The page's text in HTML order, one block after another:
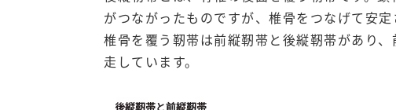
がつながったものですが、椎骨をつなげて安定
椎骨を覆う靭帯は前縦靭帯と後縦靭帯があり
走しています。